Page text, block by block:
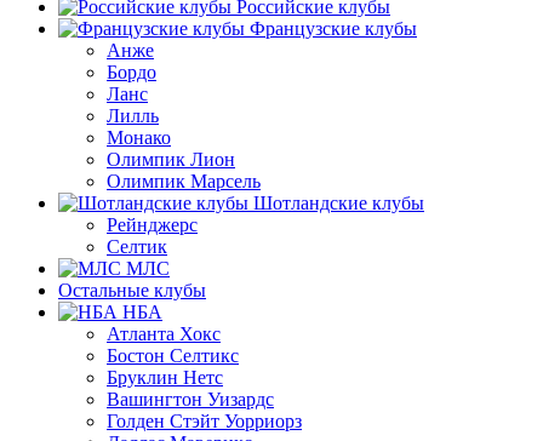
Российские клубы
Французские клубы
Анже
Бордо
Ланс
Лилль
Монако
Олимпик Лион
Олимпик Марсель
Шотландские клубы
Рейнджерс
Селтик
МЛС
Остальные клубы
НБА
Атланта Хокс
Бостон Селтикс
Бруклин Нетс
Вашингтон Уизардс
Голден Стэйт Уорриорз